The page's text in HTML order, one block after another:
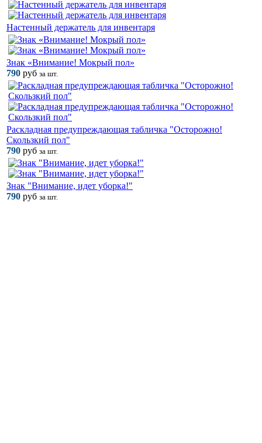
Настенный держатель для инвентаря
Знак «Внимание! Мокрый пол»
790 руб за шт.
Раскладная предупреждающая табличка "Осторожно!
Скользкий пол"
790 руб за шт.
Знак "Внимание, идет уборка!"
790 руб за шт.